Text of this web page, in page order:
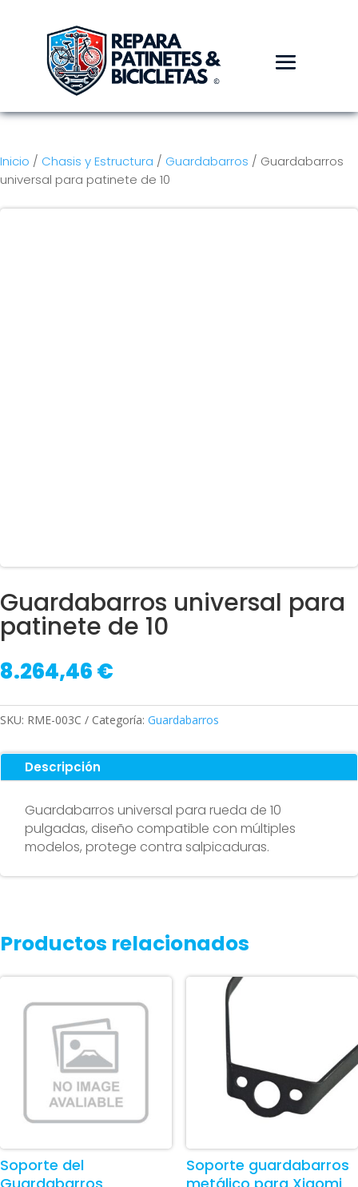
Inicio / Chasis y Estructura / Guardabarros / Guardabarros
universal para patinete de 10
Guardabarros universal para
patinete de 10
8.264,46€
SKU: RME-003C Categoría: Guardabarros
Descripción
Guardabarros universal para rueda de 10
pulgadas, diseño compatible con múltiples
modelos, protege contra salpicaduras.
Productos relacionados
Soporte del
Soporte guardabarros